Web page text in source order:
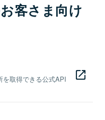
客さま向け
を取得できる公式API